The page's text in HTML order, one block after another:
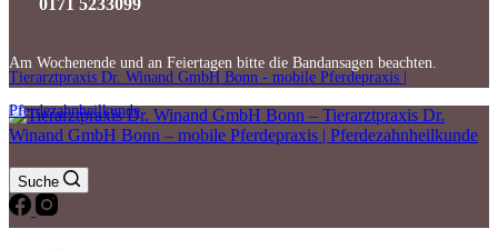
0171 5233099
Am Wochenende und an Feiertagen bitte die Bandansagen beachten.
Tierarztpraxis Dr. Winand GmbH Bonn - mobile Pferdepraxis |
Pferdezahnheilkunde
Suche